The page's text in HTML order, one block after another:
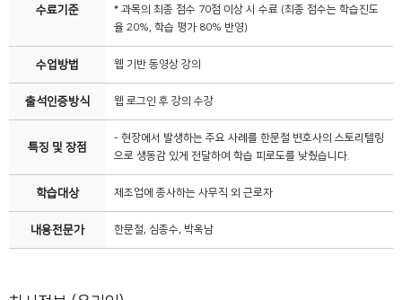
수료기준
* 과목의 최종 점수 70점 이상 시 수료 (최종 점수는 학습진도
율 20%, 학습 평가 80% 반영)
수업방법 웹 기반 동영상 강의
출석인증방식 웹 로그인 후 강의 수강
특징 및 장점
- 현장에서 발생하는 주요 사례를 한문철 변호사의 스토리텔링
으로 생동감 있게 전달하여 학습 피로도를 낮췄습니다.
학습대상 제조업에 종사하는 사무직 외 근로자
내용전문가 한문철, 심종수, 박옥남